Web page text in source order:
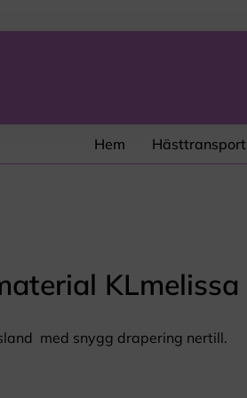
Hem Hästtransport
KLmelissa
med snygg drapering nertill.